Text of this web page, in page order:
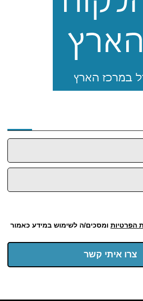
הפרטיות ומסכים/ה לשימוש במידע כאמור
צרו איתי קשר